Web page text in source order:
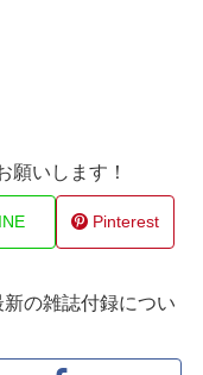
願いします！
Pinterest
の雑誌付録につい